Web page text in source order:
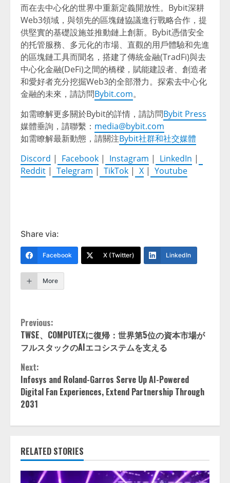
而在去中心化的世界中重新定義開放性。Bybit深耕
Web3領域，與領先的區塊鏈協議進行戰略合作，提
供堅實的基礎設施並推動鏈上創新。Bybit憑借安全
的托管服務、多元化的市場、直觀的用戶體驗和先進
的區塊鏈工具而聞名，搭建了傳統金融(TradFi)與去
中心化金融(DeFi)之間的橋樑，賦能建設者、創造者
和愛好者充分挖掘Web3的全部潛力。探索去中心化
金融的未來，請訪問Bybit.com。
如需瞭解更多關於Bybit的詳情，請訪問Bybit Press
媒體垂詢，請聯繫： media@bybit.com
如需瞭解最新動態，請關注Bybit社群和社交媒體
Discord | Facebook | Instagram | LinkedIn |
Reddit | Telegram | TikTok | X | Youtube
Share via:
Facebook X (Twitter) LinkedIn
More
Continue
Reading
Previous:
TWSE、COMPUTEXに復帰：世界第5位の資本市場が
フルスタックのAIエコシステムを支える
Next:
Infosys and Roland-Garros Serve Up AI-Powered
Digital Fan Experiences, Extend Partnership Through
2031
RELATED STORIES